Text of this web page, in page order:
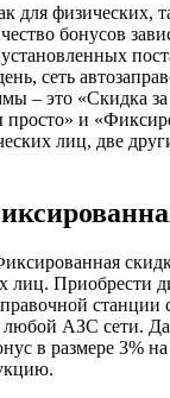
для физических,
бонусов
сеть
– это «Скидка
и
лиц, две
лиц. Приобрести
станции
АЗС сети.
в размере 3%